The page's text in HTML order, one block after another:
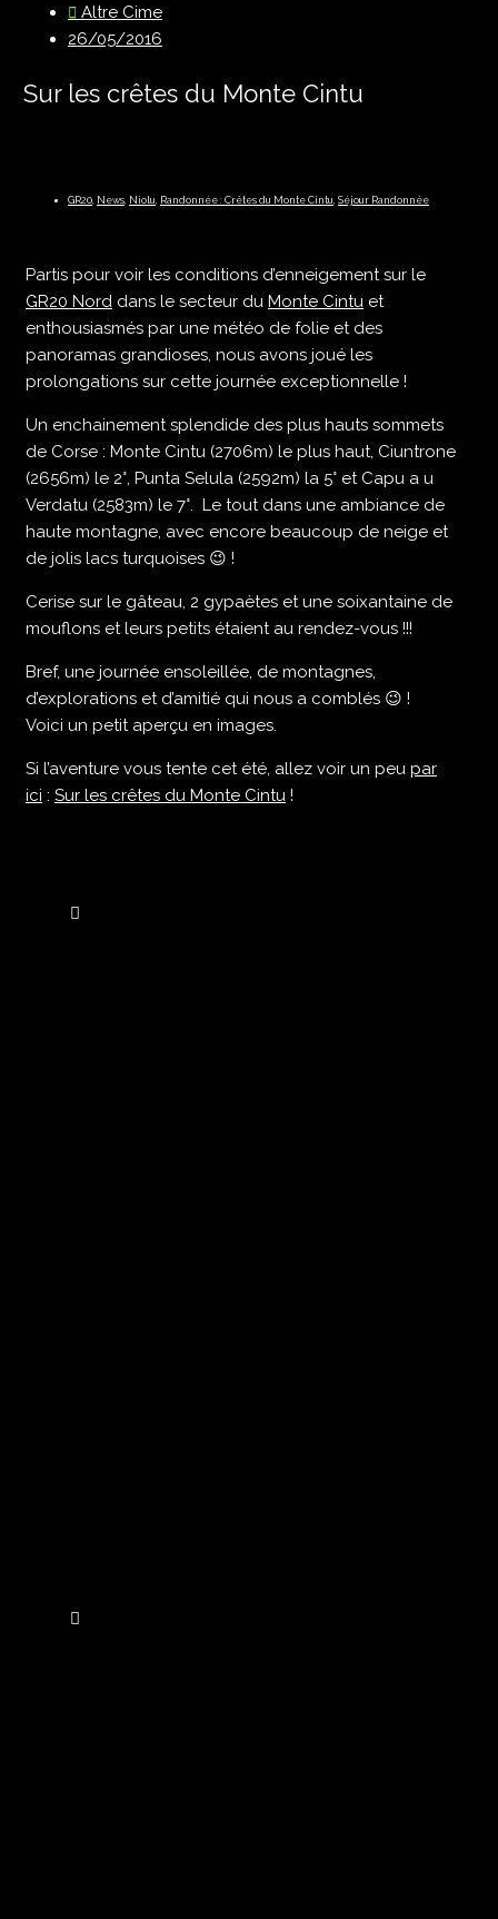
Altre Cime
26/05/2016
Sur les crêtes du Monte Cintu
GR20, News, Niolu Randonnée : Crêtes du Monte Cintu Séjour Randonnée
Partis pour voir les conditions d’enneigement sur le
GR20 Nord dans le secteur du Monte Cintu et
enthousiasmés par une météo de folie et des
panoramas grandioses, nous avons joué les
prolongations sur cette journée exceptionnelle !
Un enchainement splendide des plus hauts sommets
de Corse : Monte Cintu (2706m) le plus haut, Ciuntrone
(2656m) le 2°, Punta Selula (2592m) la 5° et Capu a u
Verdatu (2583m) le 7°. Le tout dans une ambiance de
haute montagne, avec encore beaucoup de neige et
de jolis lacs turquoises 😉 !
Cerise sur le gâteau, 2 gypaètes et une soixantaine de
mouflons et leurs petits étaient au rendez-vous !!!
Bref, une journée ensoleillée, de montagnes,
d’explorations et d’amitié qui nous a comblés 😉 !
Voici un petit aperçu en images.
Si l’aventure vous tente cet été, allez voir un peu par
ici : Sur les crêtes du Monte Cintu !